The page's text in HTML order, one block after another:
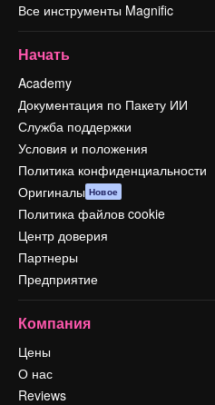
Все инструменты Magnific
Начать
Academy
Документация по Пакету ИИ
Служба поддержки
Условия и положения
Политика конфиденциальности
Оригиналы Новое
Политика файлов cookie
Центр доверия
Партнеры
Предприятие
Компания
Цены
О нас
Reviews